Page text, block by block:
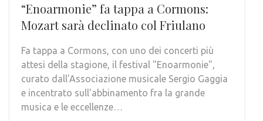
“Enoarmonie” fa tappa a Cormons:
Mozart sarà declinato col Friulano
Fa tappa a Cormons, con uno dei concerti più
attesi della stagione, il festival "Enoarmonie",
curato dall'Associazione musicale Sergio Gaggia
e incentrato sull'abbinamento fra la grande
musica e le eccellenze…